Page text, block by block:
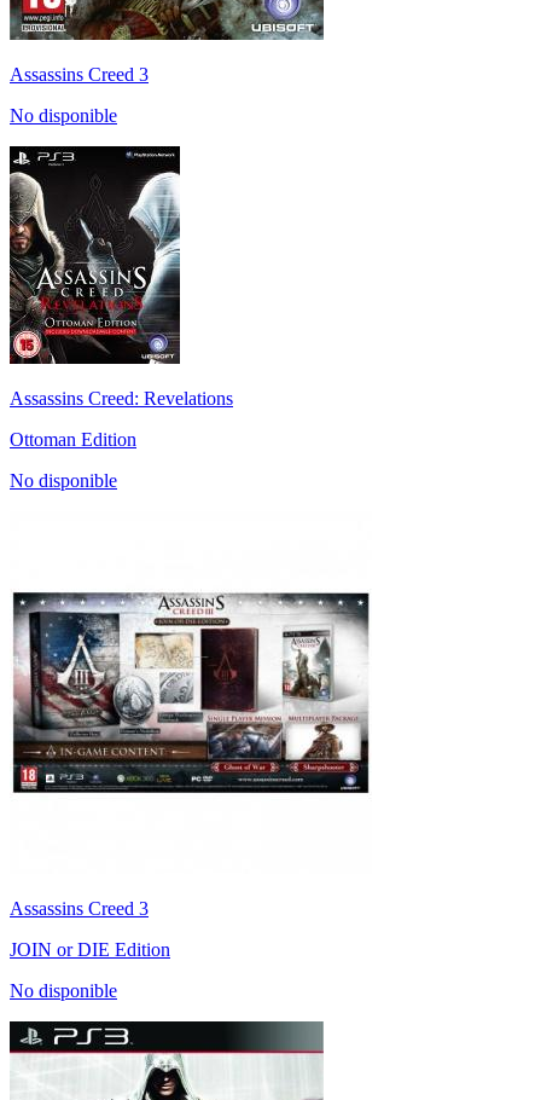
Assassins Creed 3
No disponible
Assassins Creed: Revelations
Ottoman Edition
No disponible
Assassins Creed 3
JOIN or DIE Edition
No disponible